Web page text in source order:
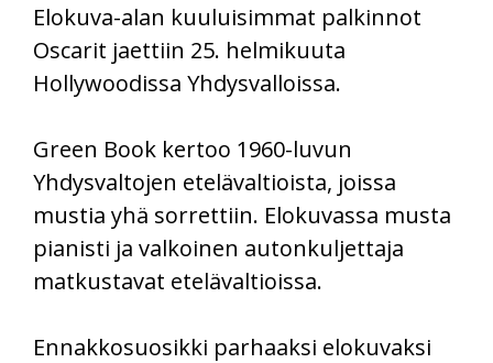
Elokuva-alan kuuluisimmat palkinnot
Oscarit jaettiin 25. helmikuuta
Hollywoodissa Yhdysvalloissa.
Green Book kertoo 1960-luvun
Yhdysvaltojen etelävaltioista, joissa
mustia yhä sorrettiin. Elokuvassa musta
pianisti ja valkoinen autonkuljettaja
matkustavat etelävaltioissa.
Ennakkosuosikki parhaaksi elokuvaksi